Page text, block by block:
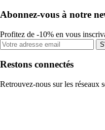
Abonnez-vous à notre
Profitez de -10% en vous
Restons connectés
Retrouvez-nous sur les réseaux